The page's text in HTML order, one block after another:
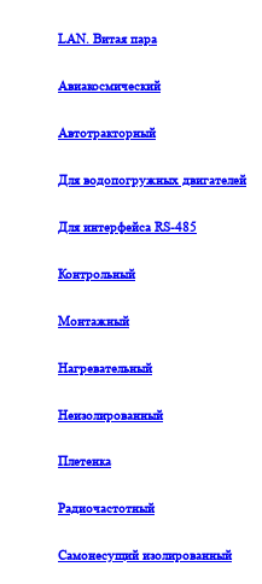
LAN. Витая пара
Авиакосмический
Автотракторный
Для водопогружных двигателей
Для интерфейса RS-485
Контрольный
Монтажный
Нагревательный
Неизолированный
Плетенка
Радиочастотный
Самонесущий изолированный